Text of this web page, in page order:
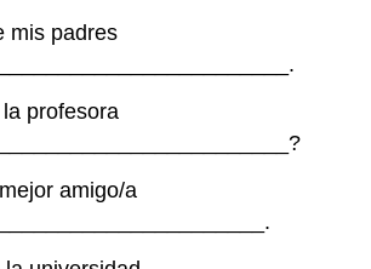
mis padres
profesora
amigo/a